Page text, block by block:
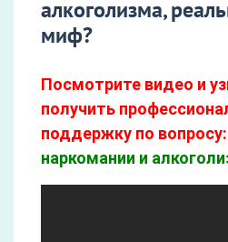
алкоголизма,
миф?
Посмотрите видео и
получить
поддержку по вопросу:
наркомании и